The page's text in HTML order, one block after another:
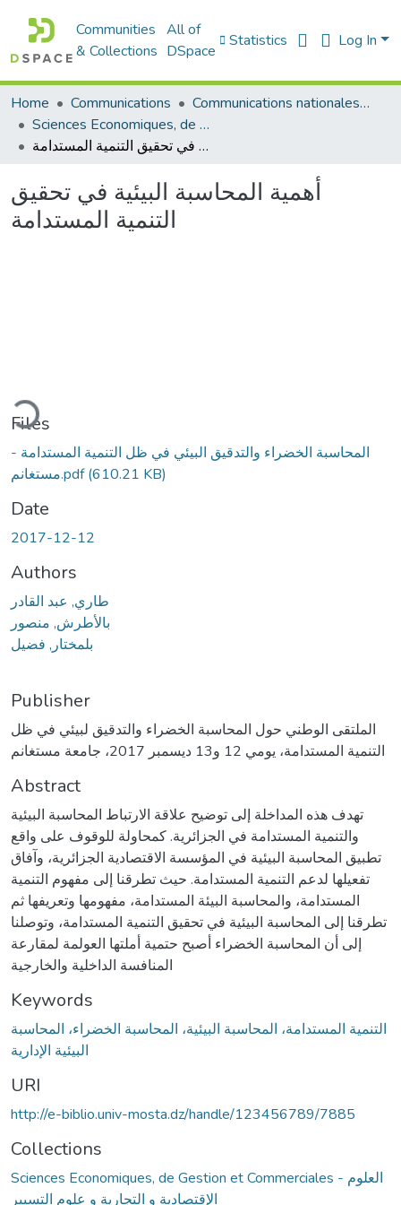
Communities
& Collections
All of
DSpace
Statistics Log In
Home Communications
Communications nationales (مداخلات وطنية)
Sciences Economiques, de Gestion et Commerciales - العلوم الإقتصادية و التجارية و علوم التسيير
أهمية المحاسبة البيئية في تحقيق التنمية المستدامة
أهمية المحاسبة البيئية في تحقيق
التنمية المستدامة
Files
المحاسبة الخضراء والتدقيق البيئي في ظل التنمية المستدامة -
مستغانم.pdf(610.21 KB)
Date
2017-12-12
Authors
طاري, عبد القادر
بالأطرش, منصور
بلمختار, فضيل
Publisher
الملتقى الوطني حول المحاسبة الخضراء والتدقيق لبيئي في ظل
التنمية المستدامة، يومي 12 و13 ديسمبر 2017، جامعة مستغانم
Abstract
تهدف هذه المداخلة إلى توضيح علاقة الارتباط المحاسبة البيئية
والتنمية المستدامة في الجزائرية. كمحاولة للوقوف على واقع
تطبيق المحاسبة البيئية في المؤسسة الاقتصادية الجزائرية، وآفاق
تفعيلها لدعم التنمية المستدامة. حيث تطرقنا إلى مفهوم التنمية
المستدامة، والمحاسبة البيئة المستدامة، مفهومها وتعريفها ثم
تطرقنا إلى المحاسبة البيئية في تحقيق التنمية المستدامة، وتوصلنا
إلى أن المحاسبة الخضراء أصبح حتمية أملتها العولمة لمقارعة
المنافسة الداخلية والخارجية
Keywords
التنمية المستدامة، المحاسبة البيئية، المحاسبة الخضراء، المحاسبة
البيئية الإدارية
URI
http://e-biblio.univ-mosta.dz/handle/123456789/7885
Collections
Sciences Economiques, de Gestion et Commerciales - العلوم
الإقتصادية و التجارية و علوم التسيير